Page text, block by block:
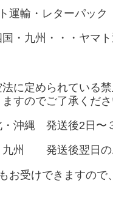
運輸・レターパック
・九州・・・ヤマ
に定められている禁
すのでご了承くださ
沖縄 発送後2日〜
州 発送後翌日の
お受けできますので